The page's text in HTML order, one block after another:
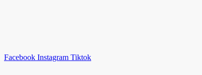
Facebook Instagram Tiktok